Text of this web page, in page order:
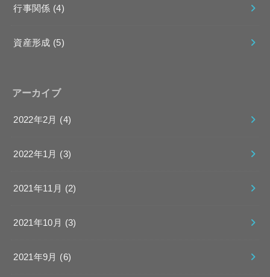
行事関係 (4)
資産形成 (5)
アーカイブ
2022年2月 (4)
2022年1月 (3)
2021年11月 (2)
2021年10月 (3)
2021年9月 (6)